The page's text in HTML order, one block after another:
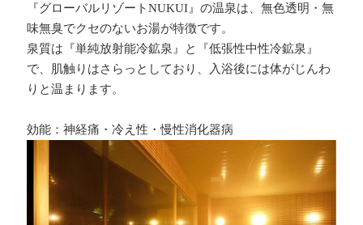
『グローバルリゾートNUKUI』の温泉は、無色透明・無
味無臭でクセのないお湯が特徴です。
泉質は『単純放射能冷鉱泉』と『低張性中性冷鉱泉』
で、肌触りはさらっとしており、入浴後には体がじんわ
りと温まります。
効能：神経痛・冷え性・慢性消化器病